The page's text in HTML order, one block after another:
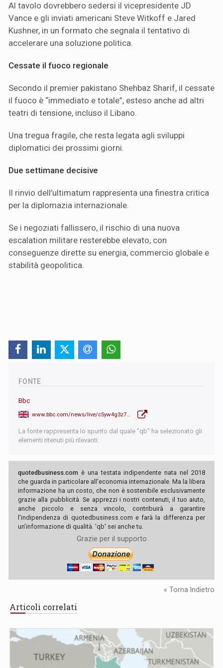
Al tavolo dovrebbero sedersi il vicepresidente JD
Vance e gli inviati americani Steve Witkoff e Jared
Kushner, in un formato che segnala il tentativo di
accelerare una soluzione politica.
Cessate il fuoco regionale
Secondo il premier pakistano Shehbaz Sharif, il cessate
il fuoco è “immediato e totale”, esteso anche ad altri
teatri di tensione, incluso il Libano.
Una tregua fragile, che resta legata agli sviluppi
diplomatici dei prossimi giorni.
Due settimane decisive
Il rinvio dell’ultimatum rappresenta una finestra critica
per la diplomazia internazionale.
Se i negoziati fallissero, il rischio di una nuova
escalation militare resterebbe elevato, con
conseguenze dirette su energia, commercio globale e
stabilità geopolitica.
FONTE
Bbc
La fonte rappresenta lo spunto dal quale "qb" ha selezionato gli
elementi ritenuti più rilevanti.
quotedbusiness.com è una testata indipendente nata nel 2018
che guarda in particolare all'economia internazionale. Ma la libera
informazione ha un costo, che non è sostenibile esclusivamente
grazie alla pubblicità. Se apprezzi i nostri contenuti, il tuo aiuto,
anche piccolo e senza vincolo, contribuirà a garantire
l'indipendenza di quotedbusiness.com e farà la differenza per
un'informazione di qualità. 'qb' sei anche tu.
Grazie per il supporto
« Torna Indietro
Articoli correlati